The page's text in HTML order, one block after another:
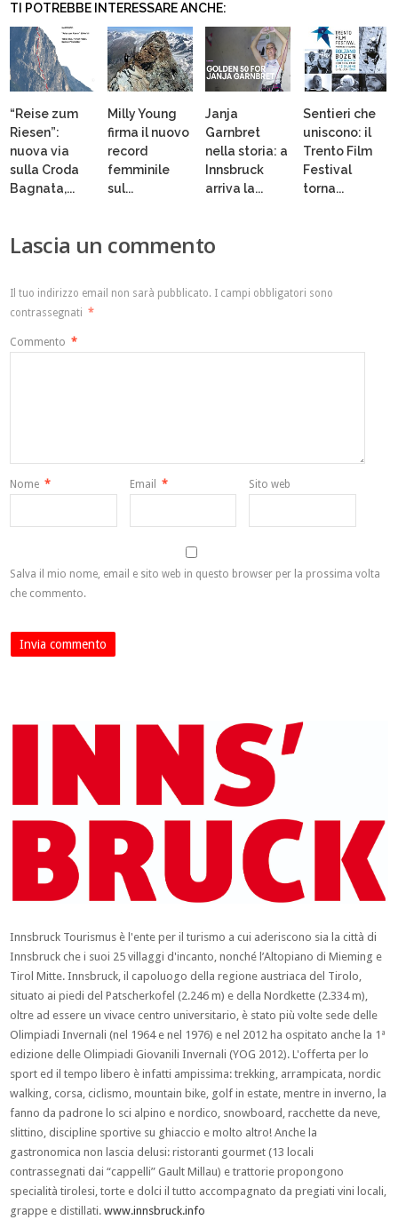
TI POTREBBE INTERESSARE ANCHE:
“Reise zum
Riesen”:
nuova via
sulla Croda
Bagnata,...
Milly Young
firma il nuovo
record
femminile
sul...
Janja
Garnbret
nella storia: a
Innsbruck
arriva la...
Sentieri che
uniscono: il
Trento Film
Festival
torna...
Lascia un commento
Il tuo indirizzo email non sarà pubblicato. I campi obbligatori sono
contrassegnati *
Commento *
Nome * Email * Sito web
Salva il mio nome, email e sito web in questo browser per la prossima volta
che commento.
Innsbruck Tourismus è l'ente per il turismo a cui aderiscono sia la città di
Innsbruck che i suoi 25 villaggi d'incanto, nonché l’Altopiano di Mieming e
Tirol Mitte. Innsbruck, il capoluogo della regione austriaca del Tirolo,
situato ai piedi del Patscherkofel (2.246 m) e della Nordkette (2.334 m),
oltre ad essere un vivace centro universitario, è stato più volte sede delle
Olimpiadi Invernali (nel 1964 e nel 1976) e nel 2012 ha ospitato anche la 1ª
edizione delle Olimpiadi Giovanili Invernali (YOG 2012). L'offerta per lo
sport ed il tempo libero è infatti ampissima: trekking, arrampicata, nordic
walking, corsa, ciclismo, mountain bike, golf in estate, mentre in inverno, la
fanno da padrone lo sci alpino e nordico, snowboard, racchette da neve,
slittino, discipline sportive su ghiaccio e molto altro! Anche la
gastronomica non lascia delusi: ristoranti gourmet (13 locali
contrassegnati dai “cappelli” Gault Millau) e trattorie propongono
specialità tirolesi, torte e dolci il tutto accompagnato da pregiati vini locali,
grappe e distillati.www.innsbruck.info